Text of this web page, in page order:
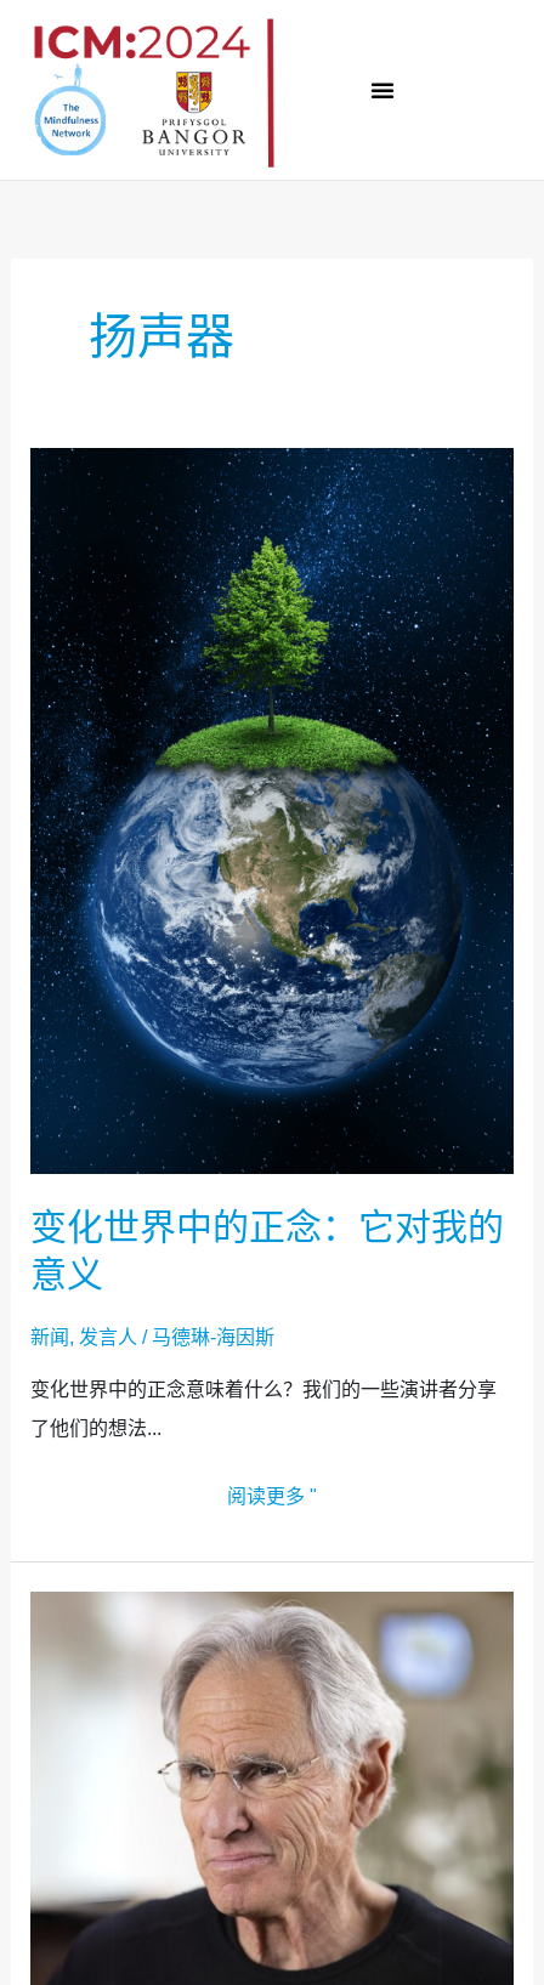
扬声器
变化世界中的正念：它对我的
意义
新闻 , 发言人 / 马德琳-海因斯
变化世界中的正念意味着什么？我们的一些演讲者分享
了他们的想法...
变
化
世
界
中
的
正
念：
它
对
我
的
意
义
阅读更多 "
宣
布
首
批
发
言
人